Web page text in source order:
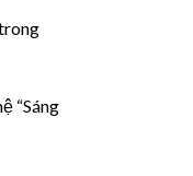
“Sáng